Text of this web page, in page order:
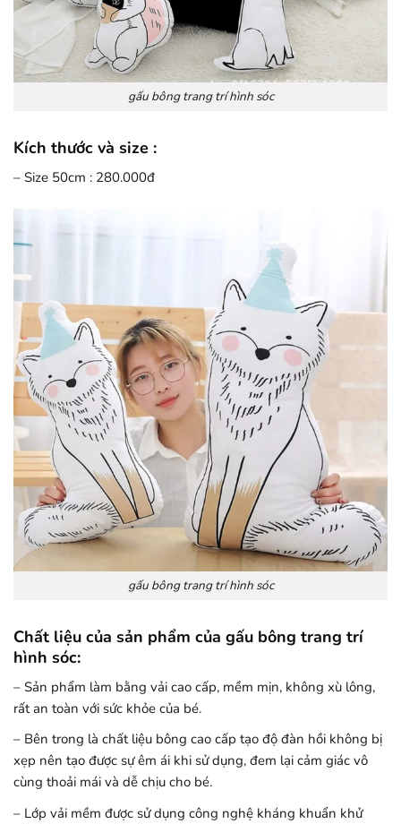
gấu bông trang trí hình sóc
Kích thước và size :
– Size 50cm : 280.000đ
gấu bông trang trí hình sóc
Chất liệu của sản phẩm của gấu bông trang trí
hình sóc:
– Sản phẩm làm bằng vải cao cấp, mềm mịn, không xù lông,
rất an toàn với sức khỏe của bé.
– Bên trong là chất liệu bông cao cấp tạo độ đàn hồi không bị
xẹp nên tạo được sự êm ái khi sử dụng, đem lại cảm giác vô
cùng thoải mái và dễ chịu cho bé.
– Lớp vải mềm được sử dụng công nghệ kháng khuẩn khử